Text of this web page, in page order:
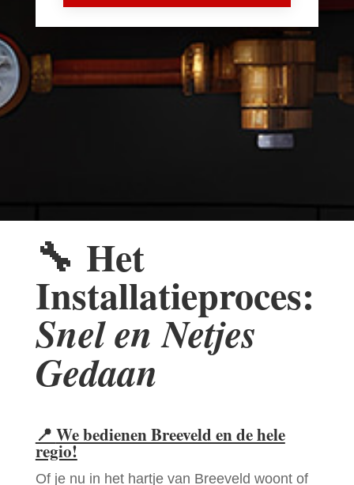
🔧 Het
Installatieproces:
Snel en Netjes
Gedaan
📍 We bedienen Breeveld en de hele
regio!
Of je nu in het hartje van Breeveld woont of